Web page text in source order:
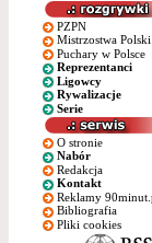
PZPN
Mistrzostwa Polski
Puchary w Polsce
Reprezentanci
Ligowcy
Rywalizacje
Serie
O stronie
Nabór
Redakcja
Kontakt
Reklamy
Bibliografia
Pliki cookies